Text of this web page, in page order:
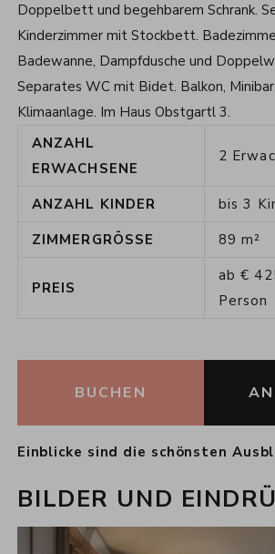
Doppelbett und begehbarem Schrank.
Kinderzimmer mit Stockbett.
Badewanne, Dampfdusche und
Separates WC mit Bidet. Balkon,
Klimaanlage. Im Haus Obstgartl 3.
ANZAHL
ERWACHSENE
2
ANZAHL KINDER bis3
ZIMMERGRÖSSE
89 m²
PREIS
ab€
Person
BUCHEN
Einblicke sind die schönsten
BILDER UND